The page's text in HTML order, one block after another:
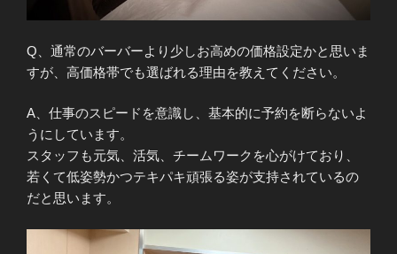
Q、通常のバーバーより少しお高めの価格設定かと思いま
すが、高価格帯でも選ばれる理由を教えてください。
A、仕事のスピードを意識し、基本的に予約を断らないよ
うにしています。
スタッフも元気、活気、チームワークを心がけており、
若くて低姿勢かつテキパキ頑張る姿が支持されているの
だと思います。